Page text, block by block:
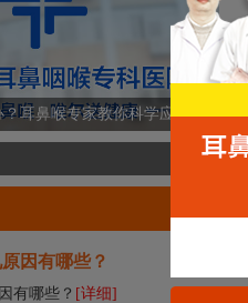
喉咙卡鸡骨头怎么办？耳鼻喉专家教你科学应对，别踩这些致命误区
因有哪些？
有哪些？ [详细]